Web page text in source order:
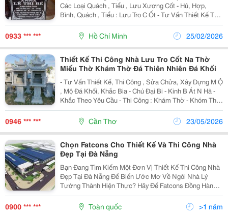
Các Loại Quách , Tiểu , Lưu Xương Cốt - Hủ, Hợp,
Bình, Quách , Tiểu : Lưu Tro C Ốt - Tư Vấn Thiết Kế Thi
Công Nhà Lưu Tro Cốt ... - Trang Trí Mồ Mã : Búp Sen -
Kỳ Lân &Ndash; Chó - Lư Hương,...
0933 *** *** Hồ Chí Minh 25/02/2026
Thiết Kế Thi Công Nhà Lưu Tro Cốt Na Thờ
Miếu Thờ Khám Thờ Đá Thiên Nhiên Đá Khối
- Tư Vấn Thiết Kế, Thi Công , Sửa Chửa, Xây Dựng M Ộ
, Mộ Đá Khối, Khắc Bia - Chú Đại Bi - Kinh B Át N Hã -
Khắc Theo Yêu Cầu - Thi Công : Khám Thờ - Khóm Thờ
- Hương Thờ - A M Thờ, Miếu Thờ - Bàn Thờ - Bàn Thờ
Ông Địa Thần Tài- Thi Công Sửa Chửa,...
0946 *** *** Cần Thơ 23/05/2026
Chọn Fatcons Cho Thiết Kế Và Thi Công Nhà
Đẹp Tại Đà Nẵng
Bạn Đang Tìm Kiếm Một Đơn Vị Thiết Kế Thi Công Nhà
Đẹp Tại Đà Nẵng Để Biến Ước Mơ Về Ngôi Nhà Lý
Tưởng Thành Hiện Thực? Hãy Để Fatcons Đồng Hành
Cùng Bạn Trên Hành Trình Kiến Tạo Không Gian Sống
Hoàn Hảo, Phản Ánh Phong Cách Và Đẳng Cấp Riêng
0900 *** *** Toàn quốc >1 năm